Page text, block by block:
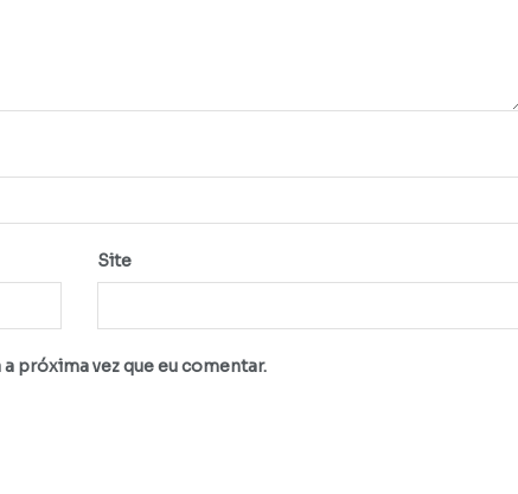
Site
próxima vez que eu comentar.